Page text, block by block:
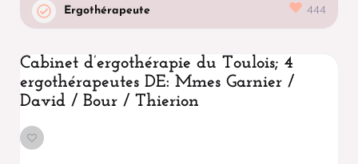
Ergothérapeute 444
Cabinet d’ergothérapie du Toulois; 4
ergothérapeutes DE: Mmes Garnier /
David / Bour / Thierion